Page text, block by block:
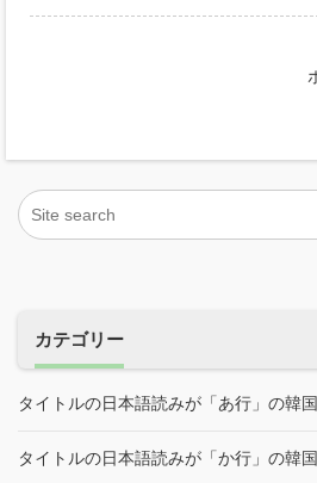
カテゴリー
タイトルの日本語読みが「あ行」の韓
タイトルの日本語読みが「か行」の韓